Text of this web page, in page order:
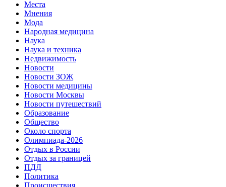
Места
Мнения
Мода
Народная медицина
Наука
Наука и техника
Недвижимость
Новости
Новости ЗОЖ
Новости медицины
Новости Москвы
Новости путешествий
Образование
Общество
Около спорта
Олимпиада-2026
Отдых в России
Отдых за границей
ПДД
Политика
Происшествия